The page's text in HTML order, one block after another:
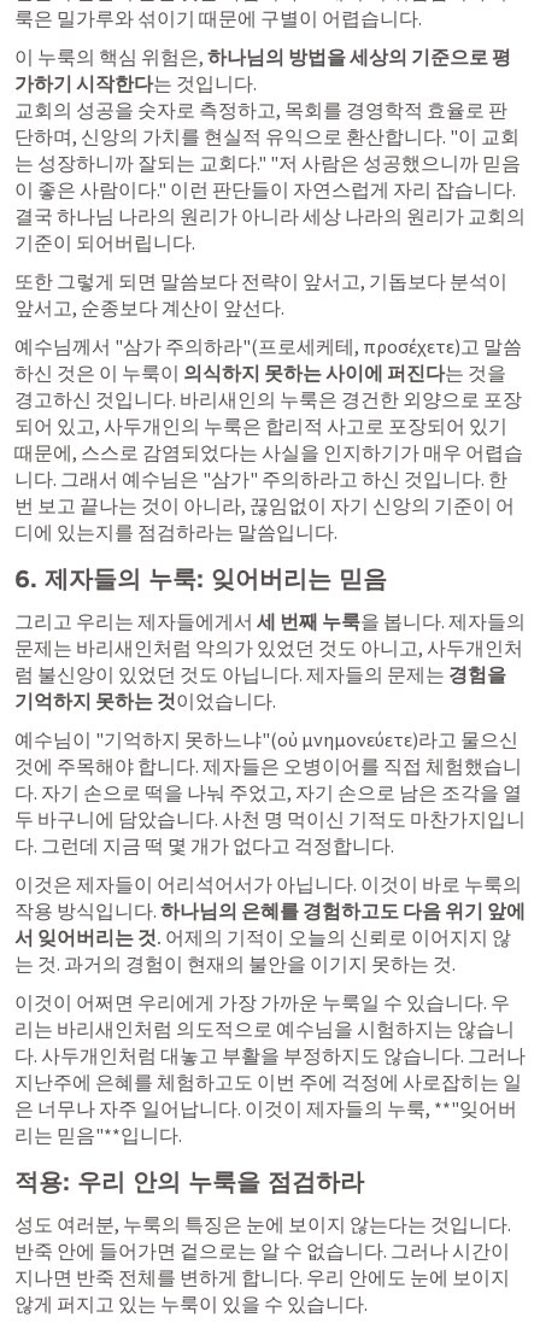
룩은 밀가루와 섞이기 때문에 구별이 어렵습니다.
이 누룩의 핵심 위험은, 하나님의 방법을 세상의 기준으로 평
가하기 시작한다는 것입니다.
교회의 성공을 숫자로 측정하고, 목회를 경영학적 효율로 판
단하며, 신앙의 가치를 현실적 유익으로 환산합니다. "이 교회
는 성장하니까 잘되는 교회다." "저 사람은 성공했으니까 믿음
이 좋은 사람이다." 이런 판단들이 자연스럽게 자리 잡습니다.
결국 하나님 나라의 원리가 아니라 세상 나라의 원리가 교회의
기준이 되어버립니다.
또한 그렇게 되면 말씀보다 전략이 앞서고, 기돕보다 분석이
앞서고, 순종보다 계산이 앞선다.
예수님께서 "삼가 주의하라"(프로세케테, προσέχετε)고 말씀
하신 것은 이 누룩이 의식하지 못하는 사이에 퍼진다는 것을
경고하신 것입니다. 바리새인의 누룩은 경건한 외양으로 포장
되어 있고, 사두개인의 누룩은 합리적 사고로 포장되어 있기
때문에, 스스로 감염되었다는 사실을 인지하기가 매우 어렵습
니다. 그래서 예수님은 "삼가" 주의하라고 하신 것입니다. 한
번 보고 끝나는 것이 아니라, 끊임없이 자기 신앙의 기준이 어
디에 있는지를 점검하라는 말씀입니다.
6. 제자들의 누룩: 잊어버리는 믿음
그리고 우리는 제자들에게서 세 번째 누룩을 봅니다. 제자들의
문제는 바리새인처럼 악의가 있었던 것도 아니고, 사두개인처
럼 불신앙이 있었던 것도 아닙니다. 제자들의 문제는 경험을
기억하지 못하는 것이었습니다.
예수님이 "기억하지 못하느냐"(οὐ μνημονεύετε)라고 물으신
것에 주목해야 합니다. 제자들은 오병이어를 직접 체험했습니
다. 자기 손으로 떡을 나눠 주었고, 자기 손으로 남은 조각을 열
두 바구니에 담았습니다. 사천 명 먹이신 기적도 마찬가지입니
다. 그런데 지금 떡 몇 개가 없다고 걱정합니다.
이것은 제자들이 어리석어서가 아닙니다. 이것이 바로 누룩의
작용 방식입니다. 하나님의 은혜를 경험하고도 다음 위기 앞에
서 잊어버리는 것. 어제의 기적이 오늘의 신뢰로 이어지지 않
는 것. 과거의 경험이 현재의 불안을 이기지 못하는 것.
이것이 어쩌면 우리에게 가장 가까운 누룩일 수 있습니다. 우
리는 바리새인처럼 의도적으로 예수님을 시험하지는 않습니
다. 사두개인처럼 대놓고 부활을 부정하지도 않습니다. 그러나
지난주에 은혜를 체험하고도 이번 주에 걱정에 사로잡히는 일
은 너무나 자주 일어납니다. 이것이 제자들의 누룩, **"잊어버
리는 믿음"**입니다.
적용: 우리 안의 누룩을 점검하라
성도 여러분, 누룩의 특징은 눈에 보이지 않는다는 것입니다.
반죽 안에 들어가면 겉으로는 알 수 없습니다. 그러나 시간이
지나면 반죽 전체를 변하게 합니다. 우리 안에도 눈에 보이지
않게 퍼지고 있는 누룩이 있을 수 있습니다.